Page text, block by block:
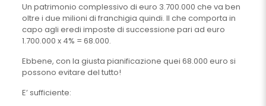
Un patrimonio complessivo di euro 3.700.000 che va ben
oltre i due milioni di franchigia quindi. Il che comporta in
capo agli eredi imposte di successione pari ad euro
1.700.000 x 4% = 68.000.
Ebbene, con la giusta pianificazione quei 68.000 euro si
possono evitare del tutto!
E’ sufficiente: